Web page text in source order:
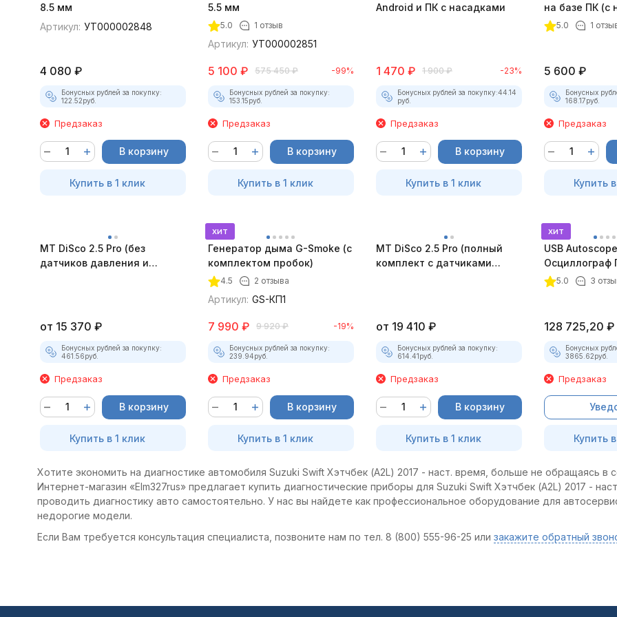
8.5 мм
Артикул: УТ000002848
4 080 ₽
Бонусных рублей за покупку:
122.52руб.
Предзаказ
В корзину
Купить в 1 клик
5.5 мм
5.0 1 отзыв
Артикул: УТ000002851
5 100 ₽ 575 450 ₽ -99%
Бонусных рублей за покупку:
153.15руб.
Предзаказ
В корзину
Купить в 1 клик
Android и ПК с насадками
1 470 ₽ 1 900 ₽ -23%
Бонусных рублей за покупку:44.14
руб.
Предзаказ
В корзину
Купить в 1 клик
на базе ПК (с
5.0 1
5 600 ₽
Бонусных
168.17руб.
Предзаказ
Купить
MT DiSco 2.5 Pro (без
датчиков давления и
от 15 370 ₽
Бонусных рублей за покупку:
461.56руб.
Предзаказ
В корзину
Купить в 1 клик
хит
Генератор дыма G-Smoke (c
комплектом пробок)
4.5 2 отзыва
Артикул: GS-КП1
7 990 ₽ 9 920 ₽ -19%
Бонусных рублей за покупку:
239.94руб.
Предзаказ
В корзину
Купить в 1 клик
MT DiSco 2.5 Pro (полный
комплект с датчиками
от 19 410 ₽
Бонусных рублей за покупку:
614.41руб.
Предзаказ
В корзину
Купить в 1 клик
хит
USB
Осциллограф
4 (полный
5.0 3
128 725,20 ₽
Бонусных
3865.62руб.
Предзаказ
Купить
Хотите экономить на диагностике автомобиля Suzuki Swift Хэтчбек (A2L) 2017 - наст. время, больше не обращаясь в
Интернет-магазин «Elm327rus» предлагает купить диагностические приборы для Suzuki Swift Хэтчбек (A2L) 2017 -
проводить диагностику авто самостоятельно. У нас вы найдете как профессиональное оборудование для
недорогие модели.
Если Вам требуется консультация специалиста, позвоните нам по тел. 8 (800) 555-96-25 или закажите обратный